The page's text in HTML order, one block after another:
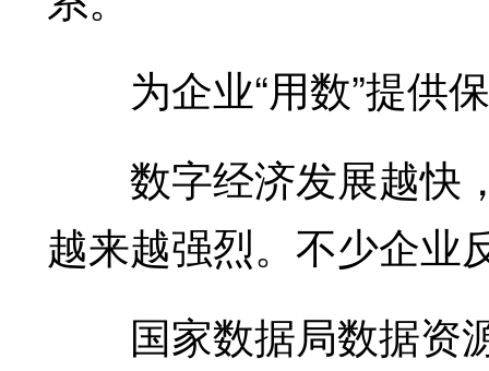
为企业“用数”提供
数字经济发展越快
越来越强烈。不少企业
国家数据局数据资